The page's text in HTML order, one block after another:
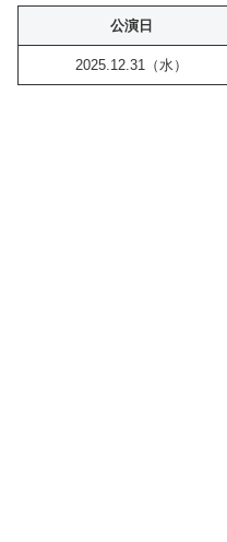
公演日
2025.12.31（水）